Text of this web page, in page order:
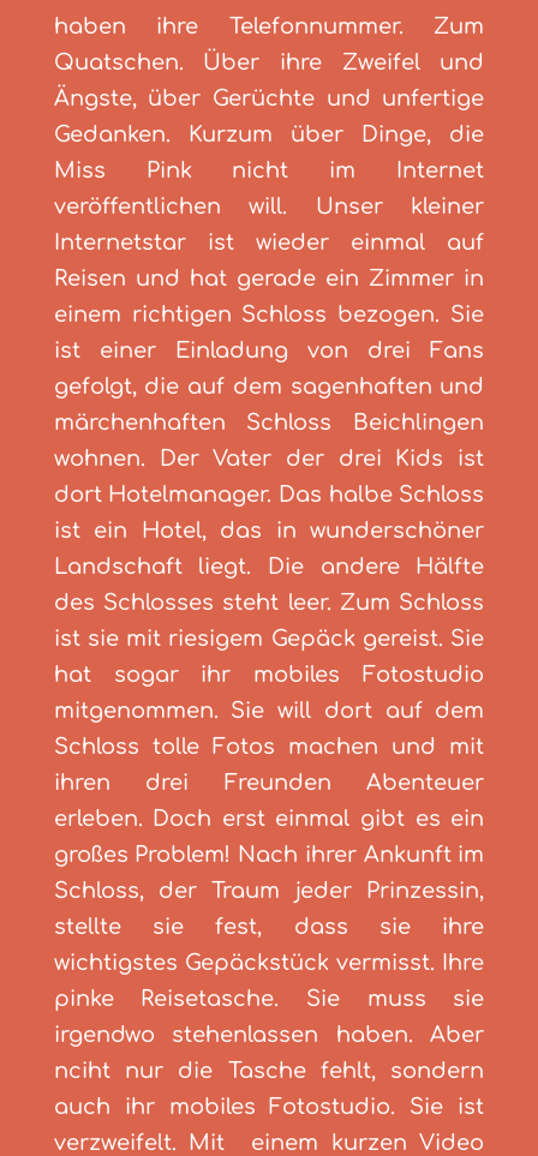
haben ihre Telefonnummer. Zum
Quatschen. Über ihre Zweifel und
Ängste, über Gerüchte und unfertige
Gedanken. Kurzum über Dinge, die
Miss Pink nicht im Internet
veröffentlichen will. Unser kleiner
Internetstar ist wieder einmal auf
Reisen und hat gerade ein Zimmer in
einem richtigen Schloss bezogen. Sie
ist einer Einladung von drei Fans
gefolgt, die auf dem sagenhaften und
märchenhaften Schloss Beichlingen
wohnen. Der Vater der drei Kids ist
dort Hotelmanager. Das halbe Schloss
ist ein Hotel, das in wunderschöner
Landschaft liegt. Die andere Hälfte
des Schlosses steht leer. Zum Schloss
ist sie mit riesigem Gepäck gereist. Sie
hat sogar ihr mobiles Fotostudio
mitgenommen. Sie will dort auf dem
Schloss tolle Fotos machen und mit
ihren drei Freunden Abenteuer
erleben. Doch erst einmal gibt es ein
großes Problem! Nach ihrer Ankunft im
Schloss, der Traum jeder Prinzessin,
stellte sie fest, dass sie ihre
wichtigstes Gepäckstück vermisst. Ihre
pinke Reisetasche. Sie muss sie
irgendwo stehenlassen haben. Aber
nciht nur die Tasche fehlt, sondern
auch ihr mobiles Fotostudio. Sie ist
verzweifelt. Mit einem kurzen Video